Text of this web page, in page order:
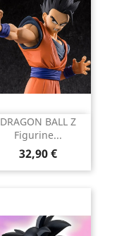
DRAGON BALL Z
Figurine...
Prix
32,90 €